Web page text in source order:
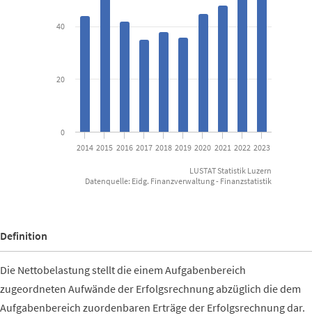
The chart has 1 Y axis displaying Franken. Data ranges from 35 to
2014 2015 2016 2017 2018 2019 2020 2021 2022 2023
0
20
40
LUSTAT Statistik Luzern
Datenquelle: Eidg. Finanzverwaltung - Finanzstatistik
Definition
Die Nettobelastung stellt die einem Aufgabenbereich
zugeordneten Aufwände der Erfolgsrechnung abzüglich die dem
Aufgabenbereich zuordenbaren Erträge der Erfolgsrechnung dar.